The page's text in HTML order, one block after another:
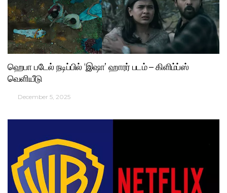
ஹெபா படேல் நடிப்பில் ‘இஷா’ ஹாரர் படம் – கிளிம்ப்ஸ்
வெளியீடு
December 5, 2025